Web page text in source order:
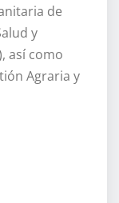
de
y
así como
Agraria y